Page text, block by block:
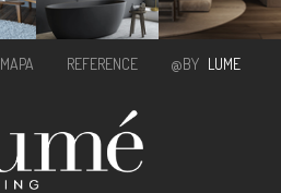
MAPA REFERENCE @BY LUME